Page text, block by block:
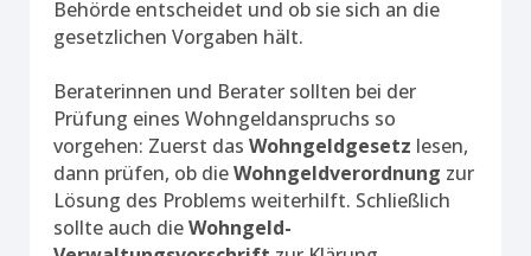
Behörde entscheidet und ob sie sich an die
gesetzlichen Vorgaben hält.
Beraterinnen und Berater sollten bei der
Prüfung eines Wohngeldanspruchs so
vorgehen: Zuerst das Wohngeldgesetz lesen,
dann prüfen, ob dieWohngeldverordnung zur
Lösung des Problems weiterhilft. Schließlich
sollte auch dieWohngeld-